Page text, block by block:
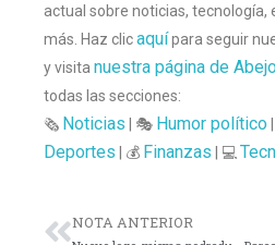
actual sobre noticias, tecnología,
más. Haz clicaquípara seguir
y visita nuestra página de
todas las secciones:
🗞️ Noticias | 🎭 Humor político
Deportes | 💰 Finanzas | 💻
NOTA ANTERIOR